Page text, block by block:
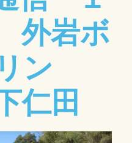
外岩ボ
ン
仁田